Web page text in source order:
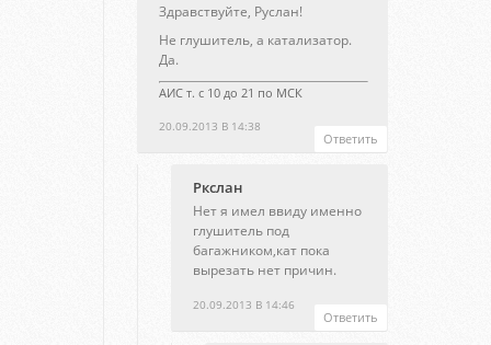
20.09.2013 В 14:38
Здравствуйте, Руслан!
Не глушитель, а катализатор.
Да.
АИС т. с 10 до 21 по МСК
Ответить
Ркслан
20.09.2013 В 14:46
Нет я имел ввиду именно
глушитель под
багажником,кат пока
вырезать нет причин.
Ответить